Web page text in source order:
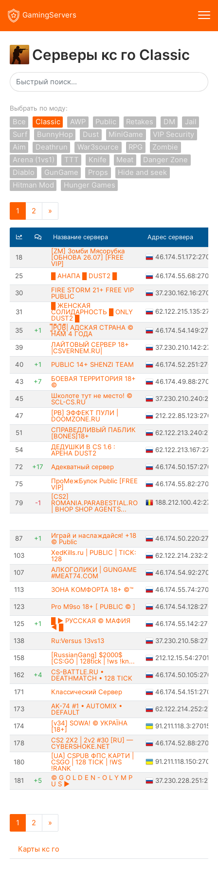
GamingServers
Серверы кс го Classic
Выбрать по моду:
Все Classic AWP Public Retakes DM
Jail
Surf
BunnyHop Dust MiniGame
VIP Security
Aim
Deathrun War3source RPG
Zombie
Arena (1vs1)
TTT Knife Meat
Danger Zone
Diablo
GunGame Props
Hide and seek
Hitman Mod
Hunger Games
1 2 »
Название сервера Адрес сервера
18
[ZM] Зомби Мясорубка
[ОБНОВА 26.07] [FREE
VIP]
46.174.51.172:27015
25 █ АНАПА █ DUST2 █ 46.174.55.68:27015
30
FIRE STORM 21+ FREE VIP
PUBLIC
37.230.162.16:27015
31
█ ЖЕНСКАЯ
СОЛИДАРНОСТЬ █ ONLY
DUST2 █
35 +1
|͇̿P͇̿U͇̿B͇̿| AДCKAЯ CTPAHA ©
HAM 4 ГOДA
39
ЛАЙТОВЫЙ CEPBEP 18+
|CSVERNEM.RU|
40 +1 PUBLIC 14+ SHENZI TEAM 46.174.52.251:27015
43 +7
БОЕВАЯ ТЕРРИТОРИЯ 18+
©
46.174.49.88:27015
45
Школоте тут не место! ©
SCL-CS.RU
47
[PB] ЭФФЕКТ ПУЛИ |
DOOMZONE.RU
212.22.85.123:27015
51
СПРАВЕДЛИВЫЙ ПАБЛИК
[BONES]18+
54
ДЕДУШКИ В CS 1.6 :
АРЕНА DUST2
72 +17 Адекватный сервер 46.174.50.157:27015
75
ПроМежБулок Public [FREE
VIP]
46.174.55.82:27015
79 -1
[CS2]
ROMANIA.PARABESTIAL.RO
| BHOP SHOP AGENTS...
87 +1
Играй и наслаждайся! +18
© Public
103
XedKills.ru | PUBLIC | TICK:
128
107
АЛКОГОЛИКИ | GUNGAME
#MEAT74.COM
46.174.54.92:27015
113 ЗОНА КОМФОРТА 18+ ©™ 46.174.55.74:27015
123 Pro M9so 18+ [ PUBLIC © ] 46.174.54.128:27015
125 +1
█ ► РУССКАЯ © МАФИЯ
◄ █
46.174.55.142:27015
138 Ru:Versus 13vs13 37.230.210.58:27015
158
[RussianGang] $2000$
[CS:GO | 128tick | !ws !kn...
212.12.15.54:27015
162 +4
CS-BATTLE.RU •
DEATHMATCH • 128 TICK
46.174.50.105:27015
171 Классический Сервер 46.174.54.151:27015
173
AK-74 #1 • AUTOMIX •
DEFAULT
174
[v34] SOWA! © УКРАЇНА
[18+]
91.211.118.3:27015
178
CS2 2X2 | 2v2 #30 [RU] —
CYBERSHOKE.NET
46.174.52.88:27015
180
[UA] CSPUB ФПС КАРТИ |
CSGO | 128 TICK | !WS
!RANK
91.211.118.150:27033
181 +5
© G O L D E N - O L Y M P
U S ►
1 2 »
Карты кс го